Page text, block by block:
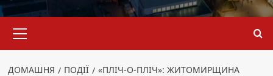
меню
ДОМАШНЯ ПОДІЇ
«ПЛІЧ-О-ПЛІЧ»: ЖИТОМИРЩИНА